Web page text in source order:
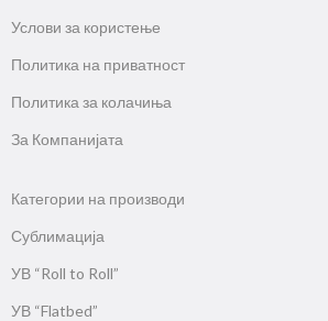
Услови за користење
Политика на приватност
Политика за колачиња
За Компанијата
Категории на производи
Сублимација
УВ “Roll to Roll”
УВ “Flatbed”